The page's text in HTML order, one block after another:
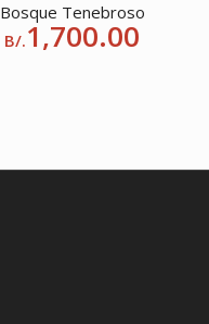
Bosque Tenebroso
B/.1,700.00